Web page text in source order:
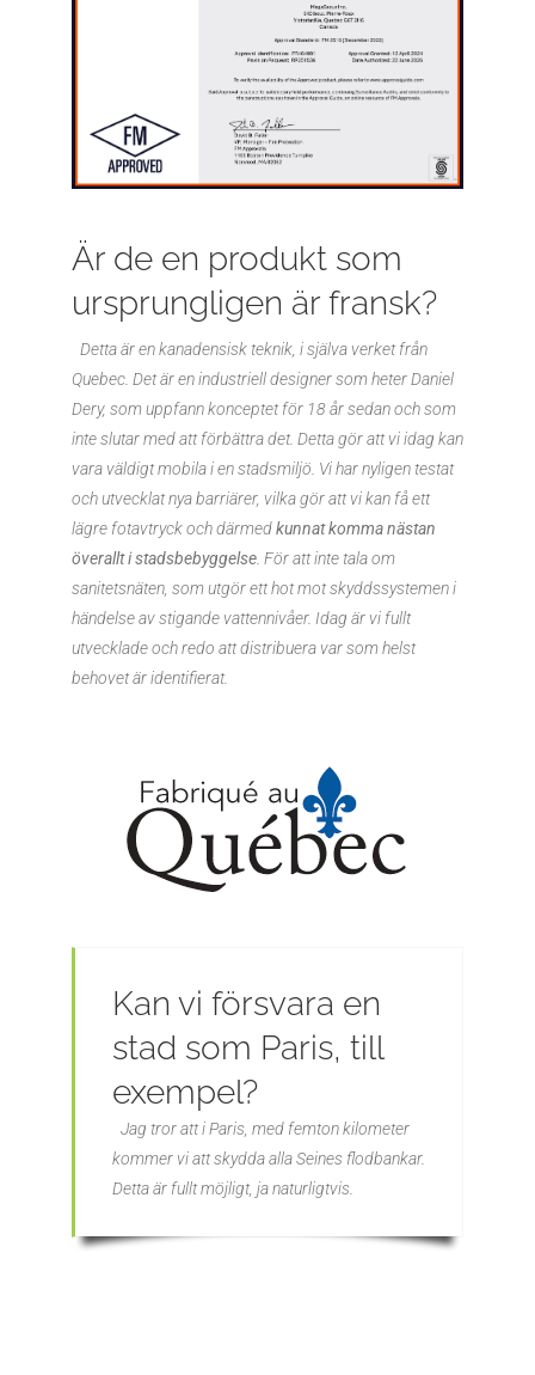
Är de en produkt som
ursprungligen är fransk?
Detta är en kanadensisk teknik, i själva verket från
Quebec. Det är en industriell designer som heter Daniel
Dery, som uppfann konceptet för 18 år sedan och som
inte slutar med att förbättra det. Detta gör att vi idag kan
vara väldigt mobila i en stadsmiljö. Vi har nyligen testat
och utvecklat nya barriärer, vilka gör att vi kan få ett
lägre fotavtryck och därmedkunnat komma nästan
överallt i stadsbebyggelse. För att inte tala om
sanitetsnäten, som utgör ett hot mot skyddssystemen i
händelse av stigande vattennivåer. Idag är vi fullt
utvecklade och redo att distribuera var som helst
behovet är identifierat.
Kan vi försvara en
stad som Paris, till
exempel?
Jag tror att i Paris, med femton kilometer
kommer vi att skydda alla Seines flodbankar.
Detta är fullt möjligt, ja naturligtvis.